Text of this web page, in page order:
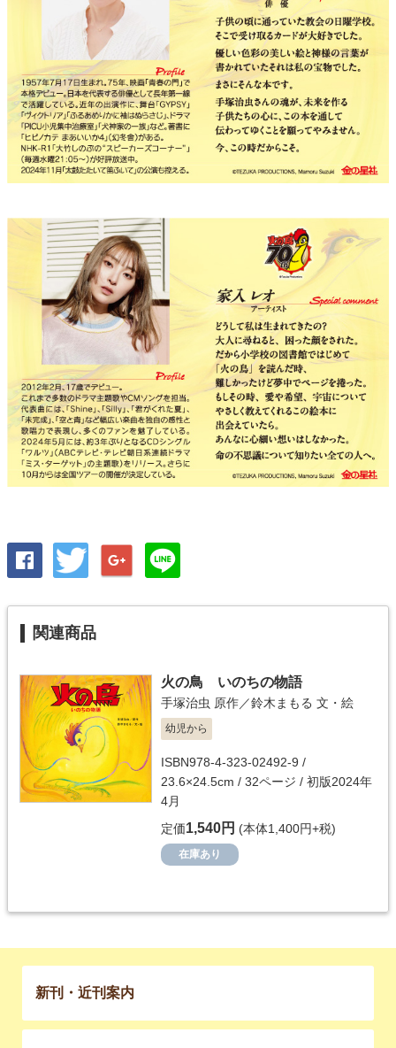
関連商品
火の鳥 いのちの物語
手塚治虫 原作／鈴木まもる 文・絵
幼児から
ISBN978-4-323-02492-9 /
23.6×24.5cm / 32ページ / 初版2024年
4月
定価1,540円 (本体1,400円+税)
在庫あり
新刊・近刊案内